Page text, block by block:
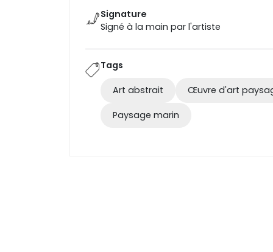
Signature
Signé à la main par l'artiste
Tags
Art abstrait Œuvre d'art
Paysage marin